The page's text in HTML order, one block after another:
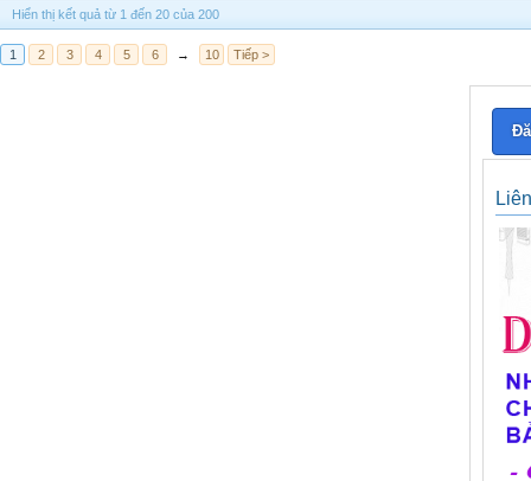
Hiển thị kết quả từ 1 đến 20 của 200
1 2 3 4 5 6 → 10 Tiếp >